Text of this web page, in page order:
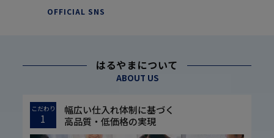
OFFICIAL SNS
はるやまについて
ABOUT US
こだわり
1
幅広い仕入れ体制に基づく
高品質・低価格の実現